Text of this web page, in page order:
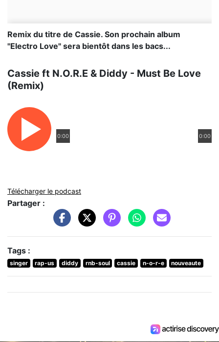
Remix du titre de Cassie. Son prochain album
"Electro Love" sera bientôt dans les bacs...
Cassie ft N.O.R.E & Diddy - Must Be Love
(Remix)
0:00 0:00
Télécharger le podcast
Partager :
Tags :
singer rap-us diddy rnb-soul cassie n-o-r-e nouveaute